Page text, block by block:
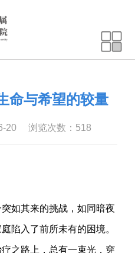
命与希望的较量
20 浏览次数： 518
如其来的挑战，如同暗夜
陷入了前所未有的困境。
之路上，总有一束光，穿